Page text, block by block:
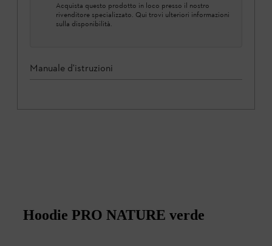
Acquista questo prodotto in loco presso il nostro
rivenditore specializzato. Qui trovi ulteriori informazioni
sulla disponibilità.
Manuale d'istruzioni
Hoodie PRO NATURE verde